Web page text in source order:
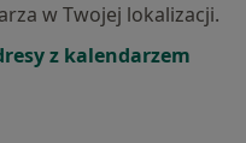
w Twojej lokalizacji.
z kalendarzem